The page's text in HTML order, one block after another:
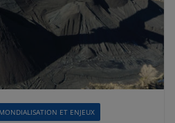
MONDIALISATION ET ENJEUX